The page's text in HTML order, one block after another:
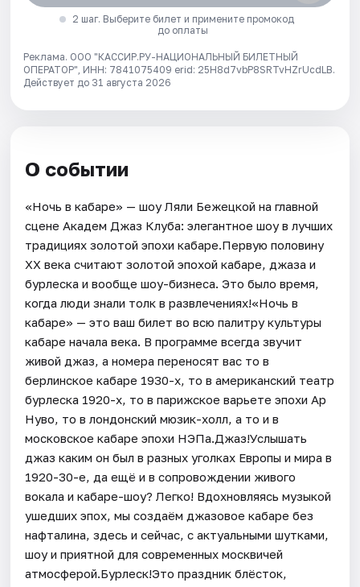
2 шаг. Выберите билет и примените промокод
до оплаты
Реклама. ООО "КАССИР.РУ-НАЦИОНАЛЬНЫЙ БИЛЕТНЫЙ
ОПЕРАТОР", ИНН: 7841075409 erid: 25H8d7vbP8SRTvHZrUcdLB.
Действует до 31 августа 2026
О событии
«Ночь в кабаре» — шоу Ляли Бежецкой на главной
сцене Академ Джаз Клуба: элегантное шоу в лучших
традициях золотой эпохи кабаре.Первую половину
ХХ века считают золотой эпохой кабаре, джаза и
бурлеска и вообще шоу-бизнеса. Это было время,
когда люди знали толк в развлечениях!«Ночь в
кабаре» — это ваш билет во всю палитру культуры
кабаре начала века. В программе всегда звучит
живой джаз, а номера переносят вас то в
берлинское кабаре 1930-х, то в американский театр
бурлеска 1920-х, то в парижское варьете эпохи Ар
Нуво, то в лондонский мюзик-холл, а то и в
московское кабаре эпохи НЭПа.Джаз!Услышать
джаз каким он был в разных уголках Европы и мира в
1920-30-е, да ещё и в сопровождении живого
вокала и кабаре-шоу? Легко! Вдохновляясь музыкой
ушедших эпох, мы создаём джазовое кабаре без
нафталина, здесь и сейчас, с актуальными шутками,
шоу и приятной для современных москвичей
атмосферой.Бурлеск!Это праздник блёсток,